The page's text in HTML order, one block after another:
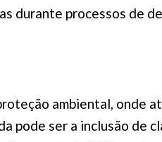
durante processos de
ambiental, onde
pode ser a inclusão de